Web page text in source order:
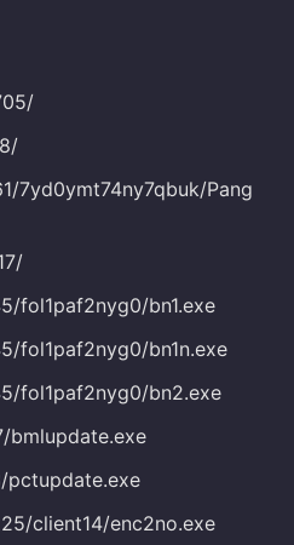
7yd0ymt74ny7qbuk/Pang
fol1paf2nyg0/bn1.exe
fol1paf2nyg0/bn1n.exe
fol1paf2nyg0/bn2.exe
bmlupdate.exe
pctupdate.exe
client14/enc2no.exe